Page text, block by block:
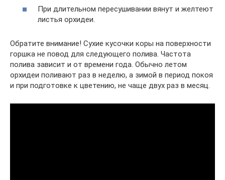
При длительном пересушивании вянут и желтеют
листья орхидеи.
Обратите внимание! Сухие кусочки коры на поверхности
горшка не повод для следующего полива. Частота
полива зависит и от времени года. Обычно летом
орхидеи поливают раз в неделю, а зимой в период покоя
и при подготовке к цветению, не чаще двух раз в месяц.